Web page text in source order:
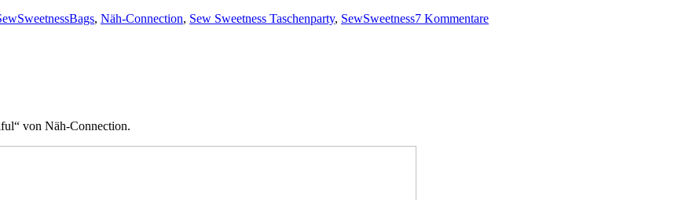
Schlagwörter
Bags, Näh-Connection, Sew Sweetness Taschenparty, SewSweetness7 Kommentarezu
von Näh-Connection.